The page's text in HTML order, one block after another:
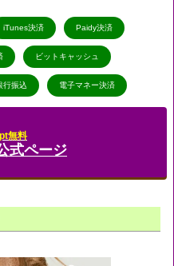
iTunes決済 Paidy決済
ビットキャッシュ
行振込 電子マネー決済
無料
式ページ